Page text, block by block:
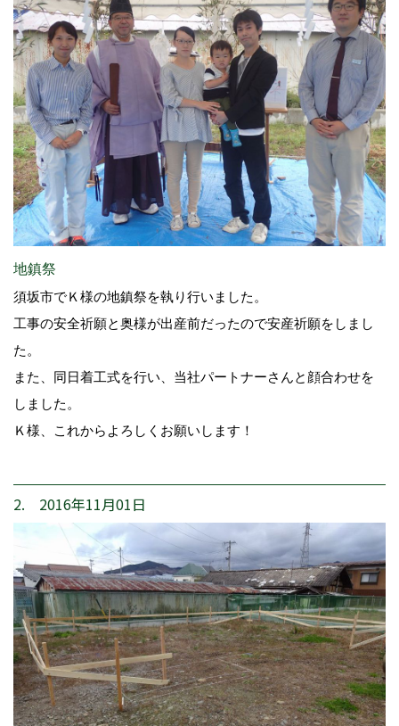
地鎮祭
須坂市でＫ様の地鎮祭を執り行いました。
工事の安全祈願と奥様が出産前だったので安産祈願をしまし
た。
また、同日着工式を行い、当社パートナーさんと顔合わせを
しました。
Ｋ様、これからよろしくお願いします！
2. 2016年11月01日